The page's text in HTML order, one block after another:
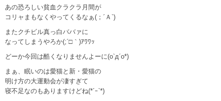
あの恐ろしい貧血クラクラ月間が
コリャまもなくやってくるなぁ(；´Ａ`)
またクチビル真っ白ババァに
なってしまうやろか(;´□｀)ｱﾜﾜｯ
どーか今回は酷くなりませんよーに(o`д´o*)
まぁ、眠いのは愛猫と新・愛猫の
明け方の大運動会が凄すぎて
寝不足なのもありますけどね(*´ｰ`*)